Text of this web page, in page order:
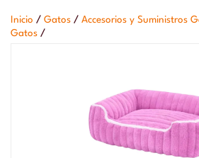
Inicio / Gatos / Accesorios y Suministros
Gatos /